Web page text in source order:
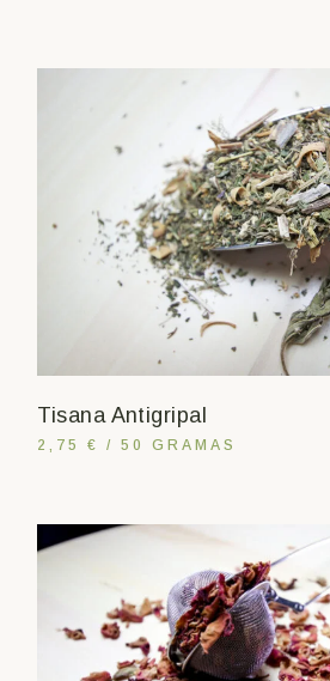
Tisana Antigripal
2,75 € / 50 GRAMAS